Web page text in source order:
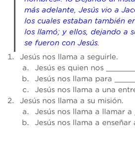
más adelante, Jesús vio a
los cuales estaban también
los llamó; y ellos, dejando a
se fueron con Jesús.
Jesús nos llama a seguirle.
Jesús es quien nos
Jesús nos llama para
Jesús nos llama a una
Jesús nos llama a su misión.
Jesús nos llama a llamar a
Jesús nos llama a enseñar